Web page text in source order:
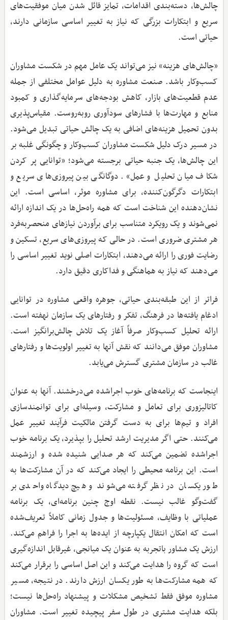
چالش‌ها، دسته‌بندی اقدامات، تمایز قائل شدن میان موفقیت‌های
سریع و ابتکارات بزرگی که نیاز به تغییر اساسی سازمانی دارند،
حیاتی است.
«چالش‌های هزینه» نیز می‌تواند یک عامل مهم در شکست مشاوران
کسب‌وکار باشد. صنعت مشاوره به دلیل عوامل مختلفی از جمله
عدم قطعیت‌های بازار، کاهش بودجه‌های سرمایه‌گذاری و کمبود
منابع و مهارت‌ها با فشارهای سودآوری روبه‌روست. مقیاس‌پذیری
بدون تحمیل هزینه‌های اضافی به یک چالش حیاتی تبدیل می‌شود.
در مسیر درک دلیل شکست مشاوران کسب‌وکار و چگونگی غلبه بر
این چالش‌ها، یک جنبه حیاتی برجسته می‌شود؛ «توانایی پر کردن
شکاف میان تحلیل و عمل». دوگانگی بین پیروزی‌های سریع و
ابتکارات دگرگون‌کننده، برای مشاوره موثر، اساسی است. این
نشان‌دهنده این شناخت است که همه راه‌حل‌ها در یک اندازه ارائه
نمی‌شوند و یک رویکرد متناسب برای برآوردن نیازهای منحصربه‌فرد
هر مشتری ضروری است. در حالی که پیروزی‌های سریع، تسکین و
رضایت فوری را ارائه می‌دهند، ابتکارات اصلی نوید تغییر اساسی را
می‌دهند که نیاز به هماهنگی و فداکاری دقیق دارد.
فراتر از این طبقه‌بندی حیاتی، جوهره واقعی مشاوره در توانایی
ادغام یافته‌ها در فرهنگ، تفکر و رفتارهای یک سازمان نهفته است.
ارائه تحلیل کسب‌وکار صرفاً آغاز یک تلاش چالش‌برانگیز است.
مشاوران موفق می‌دانند که نقش آنها به تغییر اولویت‌ها و رفتارهای
غالب در سازمان مشتری گسترش می‌یابد.
اینجاست که برنامه‌های خوب اجراشده می‌درخشند. آنها به عنوان
کاتالیزوری برای تعامل و مشارکت، وسیله‌ای برای توانمندسازی
افراد و تیم‌ها برای به دست گرفتن مالکیت فرآیند تغییر عمل
می‌کنند. حتی اگر مدیریت ارشد تحلیل را بپذیرد، یک برنامه خوب
اجراشده تضمین می‌کند که هر صدایی شنیده شده و ارزشمند
است. این برنامه محیطی را ایجاد می‌کند که در آن مشارکت‌ها به
طور یکسان در نظر گرفته می‌شوند و هیچ دیدگاه واحدی بر
گفت‌وگو غالب نیست. نقطه اوج چنین برنامه‌ای، یک برنامه
عملیاتی با وظایف، مسئولیت‌ها و جدول زمانی کاملاً تعریف‌شده
است که امکان انتقال یکپارچه از ایده‌ها به اجرا را فراهم می‌کند.
ارزش یک مشاور باتجربه به عنوان یک میانجی، غیرقابل اندازه‌گیری
است که گروه را هدایت می‌کند و این اصل اساسی را برقرار می‌کند
که همه مشارکت‌ها به طور یکسان ارزش دارند. در نتیجه، مسیر
مشاوره موفق فقط تشخیص مشکلات و پیشنهاد راه‌حل‌ها نیست؛
بلکه هدایت مشتری در طول سفر پیچیده تغییر است. مشاوران